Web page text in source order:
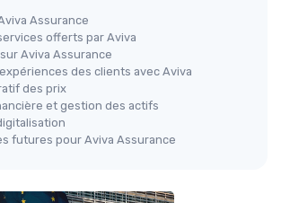
Assurance
offerts par Aviva
Aviva Assurance
des clients avec Aviva
des prix
et gestion des actifs
futures pour Aviva Assurance